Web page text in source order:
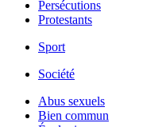
Persécutions
Protestants
Sport
Société
Abus sexuels
Bien commun